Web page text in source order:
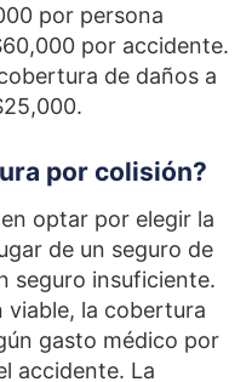
por persona
por accidente.
de daños a
por colisión?
optar por elegir la
de un seguro de
seguro insuficiente.
viable, la cobertura
gasto médico por
accidente. La